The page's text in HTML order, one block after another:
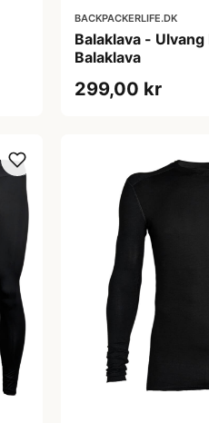
BACKPACKERLIFE.DK
Balaklava -
Balaklava
299,00 kr